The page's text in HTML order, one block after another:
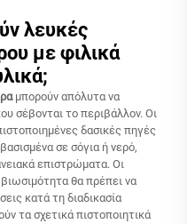
λευκές
με φιλικά
μπορούν απόλυτα να
σέβονται το περιβάλλον. Οι
δασικές πηγές
σε σόγια ή νερό,
επιστρώματα. Οι
θα πρέπει να
κατά τη διαδικασία
τα σχετικά πιστοποιητικά